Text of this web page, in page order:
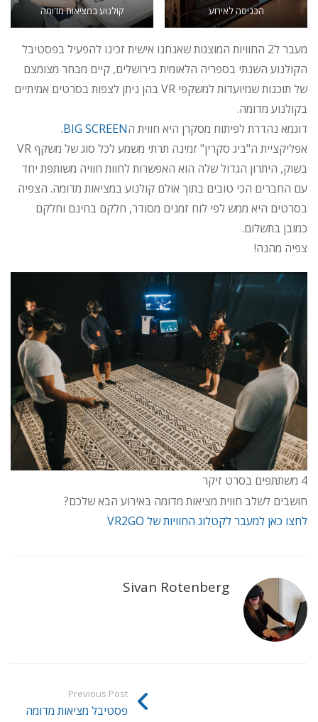
הכניסה לאירוע קולנוע במציאות מדומה
מעבר ל2 החוויות המוצגות שאנחנו אישית זכינו להפעיל בפסטיבל
הקולנוע השנתי בספריה הלאומית בירושלים, קיים מבחר מצומצם
של תוכנות שמיועדות למשקפי VR בהן ניתן לצפות בסרטים אמיתיים
בקולנוע מדומה.
דוגמא נהדרת לפיתוח מסקרן היא חווית הBIG SCREEN.
אפליקציית ה"ביג סקרין" זמינה תרתי משמע לכל סוג של משקף VR
בשוק, היתרון הגדול שלה הוא האפשרות לחוות חוויה משותפת יחד
עם החברים הכי טובים בתוך אולם קולנוע במציאות מדומה. הצפיה
בסרטים היא ממש לפי לוח זמנים מסודר, חלקם בחינם וחלקם
כמובן בתשלום.
צפיה מהנה!
4 משתתפים בסרט זיקר
חושבים לשלב חווית מציאות מדומה באירוע הבא שלכם?
לחצו כאן למעבר לקטלוג החוויות של VR2GO
Sivan Rotenberg
Previous Post
פסטיבל מציאות מדומה